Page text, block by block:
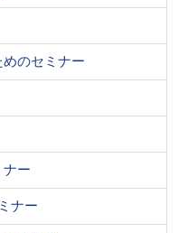
のセミナー
ー
ナー